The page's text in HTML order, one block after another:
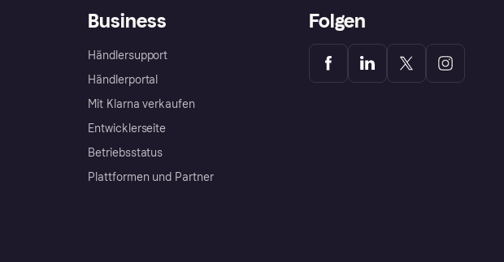
Business
Händlersupport
Händlerportal
Mit Klarna verkaufen
Entwicklerseite
Betriebsstatus
Plattformen und Partner
Folgen